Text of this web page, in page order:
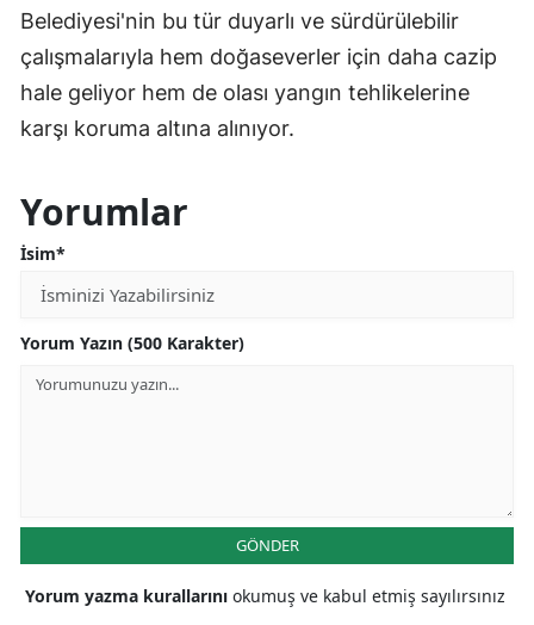
Belediyesi'nin bu tür duyarlı ve sürdürülebilir
çalışmalarıyla hem doğaseverler için daha cazip
hale geliyor hem de olası yangın tehlikelerine
karşı koruma altına alınıyor.
Yorumlar
İsim*
Yorum Yazın (500 Karakter)
GÖNDER
Yorum yazma kurallarını okumuş ve kabul etmiş sayılırsınız